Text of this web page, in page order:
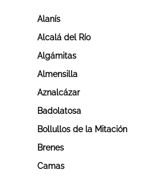
Alanís
Alcalá del Río
Algámitas
Almensilla
Aznalcázar
Badolatosa
Bollullos de la Mitación
Brenes
Camas